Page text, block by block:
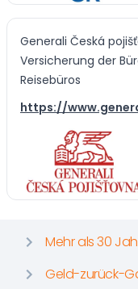
Generali Česká
Versicherung der
Reisebüros
https://
Mehr als 30
Geld-zurück-